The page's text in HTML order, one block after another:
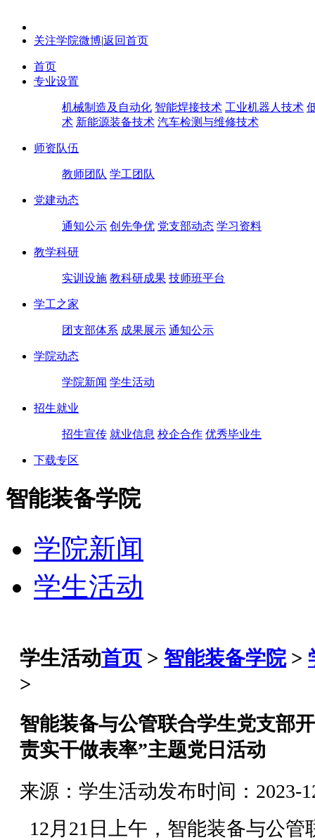
关注学院微博|返回首页
首页
专业设置
机械制造及自动化 智能焊接技术 工业机器人技术
术 新能源装备技术 汽车检测与维修技术
师资队伍
教师团队 学工团队
党建动态
通知公示 创先争优 党支部动态 学习资料
教学科研
实训设施 教科研成果 技师班平台
学工之家
团支部体系 成果展示 通知公示
学院动态
学院新闻 学生活动
招生就业
招生宣传 就业信息 校企合作 优秀毕业生
下载专区
智能装备学院
学院新闻
学生活动
学生活动首页 > 智能装备学院>
>
智能装备与公管联合学生党支部
责实干做表率”主题党日活动
来源：学生活动发布时间：2023-
12月21日上午，智能装备与公